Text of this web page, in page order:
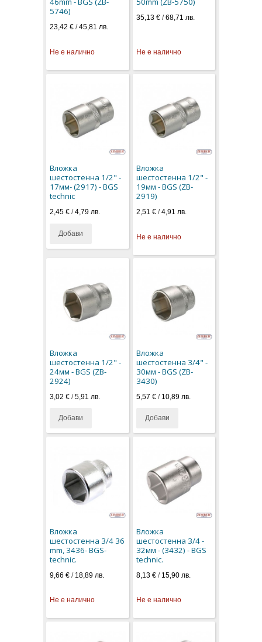
5746)
23,42 € /45,81 лв.
Не е налично
35,13 €/68,71 лв.
Не е налично
Вложка
шестостенна 1/2" -
17мм- (2917) - BGS
technic
2,45 € /4,79 лв.
Добави
Вложка
шестостенна 1/2" -
19мм - BGS (ZB-
2919)
2,51 €/4,91 лв.
Не е налично
Вложка
шестостенна 1/2" -
24мм - BGS (ZB-
2924)
3,02 € /5,91 лв.
Добави
Вложка
шестостенна 3/4" -
30мм - BGS (ZB-
3430)
5,57 €/ 10,89 лв.
Добави
Вложка
шестостенна 3/4 36
mm, 3436- BGS-
technic.
9,66 € / 18,89 лв.
Не е налично
Вложка
шестостенна 3/4 -
32мм - (3432) - BGS
technic.
8,13 €/ 15,90 лв.
Не е налично